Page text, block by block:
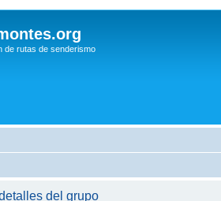
de rutas de senderismo
del grupo